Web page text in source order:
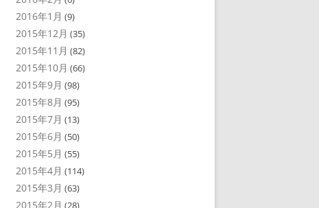
2016年1月 (9)
2015年12月 (35)
2015年11月 (82)
2015年10月 (66)
2015年9月 (98)
2015年8月 (95)
2015年7月 (13)
2015年6月 (50)
2015年5月 (55)
2015年4月 (114)
2015年3月 (63)
2015年2月 (28)